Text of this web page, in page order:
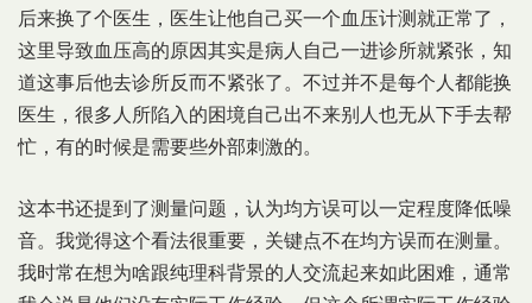
后来换了个医生，医生让他自己买一个血压计测就正常了，
这里导致血压高的原因其实是病人自己一进诊所就紧张，知
道这事后他去诊所反而不紧张了。不过并不是每个人都能换
医生，很多人所陷入的困境自己出不来别人也无从下手去帮
忙，有的时候是需要些外部刺激的。
这本书还提到了测量问题，认为均方误可以一定程度降低噪
音。我觉得这个看法很重要，关键点不在均方误而在测量。
我时常在想为啥跟纯理科背景的人交流起来如此困难，通常